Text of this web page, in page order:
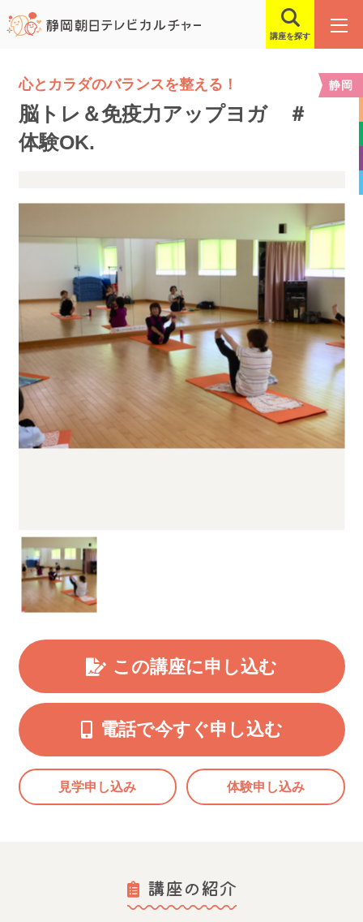
講座を探す
静岡
心とカラダのバランスを整える！
脳トレ＆免疫力アップヨガ ＃
体験OK.
この講座に申し込む
電話で今すぐ申し込む
見学申し込み 体験申し込み
講座の紹介